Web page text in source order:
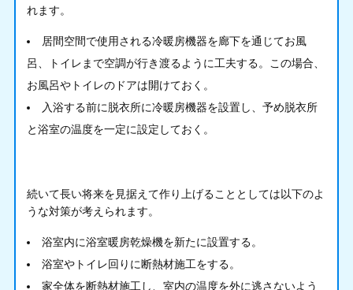
れます。
居間空間で使用される冷暖房機器を廊下を通じてお風
呂、トイレまで空調が行き渡るように工夫する。この場合、
お風呂やトイレのドアは開けておく。
入浴する前に脱衣所に冷暖房機器を設置し、予め脱衣所
と浴室の温度を一定に設定しておく。
続いて長い将来を見据えて作り上げることとしては以下のよ
うな対策が考えられます。
浴室内に浴室暖房乾燥機を新たに設置する。
浴室やトイレ回りに断熱材施工をする。
家全体を断熱材施工し、室内の温度を外に逃さないよう